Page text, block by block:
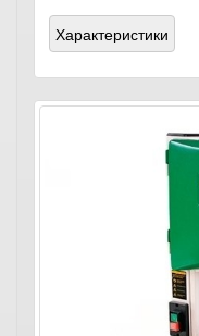
Характеристики